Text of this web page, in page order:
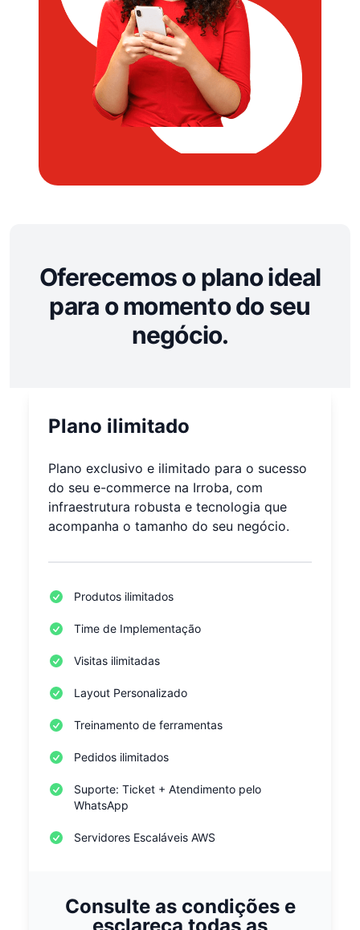
Oferecemos o plano ideal
para o momentodo seu
negócio.
Plano ilimitado
Plano exclusivo e ilimitado para o sucesso
do seu e-commerce na Irroba, com
infraestrutura robusta e tecnologia que
acompanha o tamanho do seu negócio.
Produtos ilimitados
Time de Implementação
Visitas ilimitadas
Layout Personalizado
Treinamento de ferramentas
Pedidos ilimitados
Suporte: Ticket + Atendimento pelo
WhatsApp
Servidores Escaláveis AWS
Consulte as condições e